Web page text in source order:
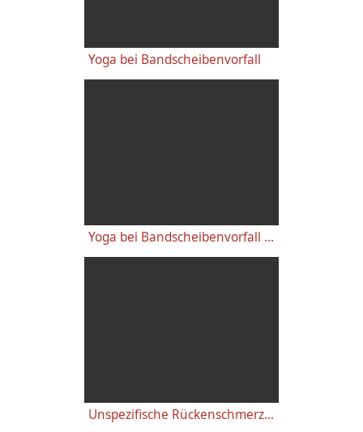
Yoga bei Bandscheibenvorfall
Yoga bei Bandscheibenvorfall - Lendenwirbelsäule
Unspezifische Rückenschmerzen - unterer Rücken - Lenden und Lendenwirbelsäule - Yoga hilft